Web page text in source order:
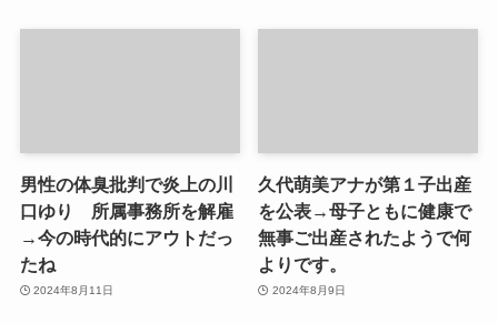
男性の体臭批判で炎上の川
口ゆり 所属事務所を解雇
→今の時代的にアウトだっ
たね
2024年8月11日
久代萌美アナが第１子出産
を公表→母子ともに健康で
無事ご出産されたようで何
よりです。
2024年8月9日